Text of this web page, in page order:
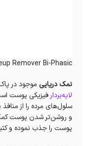
Remover Bi-Phasic
نمک دریایی موجود در
لایه‌بردارفیزیکی پوست
سلول‌های مرده را از
و روشن‌تر شدن پوست
پوست را جذب نموده و